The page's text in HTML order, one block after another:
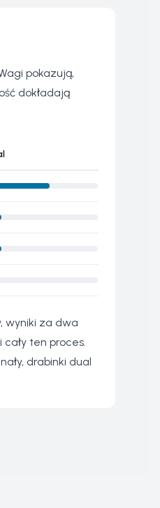
pokazują,
dokładają
wyniki za dwa
ten proces.
drabinki dual